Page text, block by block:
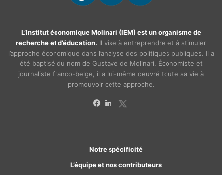
L’Institut économique Molinari (IEM) est un organisme de
recherche et d’éducation. Il vise à entreprendre et à stimuler
l’approche économique dans l’analyse des politiques publiques. Il a
été baptisé du nom de Gustave de Molinari. Économiste et
journaliste franco-belge, il a lui-même oeuvré toute sa vie à
promouvoir cette approche.
Notre spécificité
L’équipe et nos contributeurs